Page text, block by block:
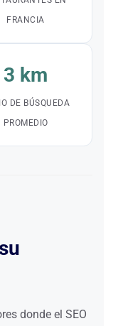
FRANCIA
3 km
DE BÚSQUEDA
PROMEDIO
donde el SEO